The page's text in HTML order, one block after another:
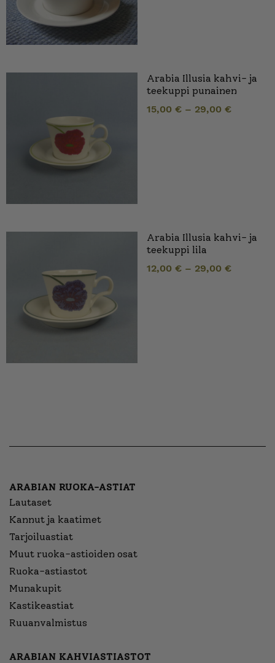
Arabia Illusia kahvi- ja
teekuppi punainen
15,00 € – 29,00 €
Arabia Illusia kahvi- ja
teekuppi lila
12,00 € – 29,00 €
ARABIAN RUOKA-ASTIAT
Lautaset
Kannut ja kaatimet
Tarjoiluastiat
Muut ruoka-astioiden osat
Ruoka-astiastot
Munakupit
Kastikeastiat
Ruuanvalmistus
ARABIAN KAHVIASTIASTOT